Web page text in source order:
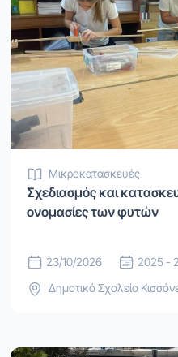
Μικροκατασκευές
Σχεδιασμός και
ονομασίες των φυτών
23/10/2026
2025 -
Δημοτικό Σχολείο